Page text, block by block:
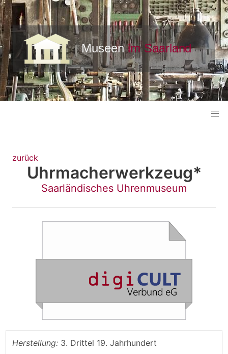
zurück
Uhrmacherwerkzeug*
Saarländisches Uhrenmuseum
Herstellung: 3. Drittel 19. Jahrhundert